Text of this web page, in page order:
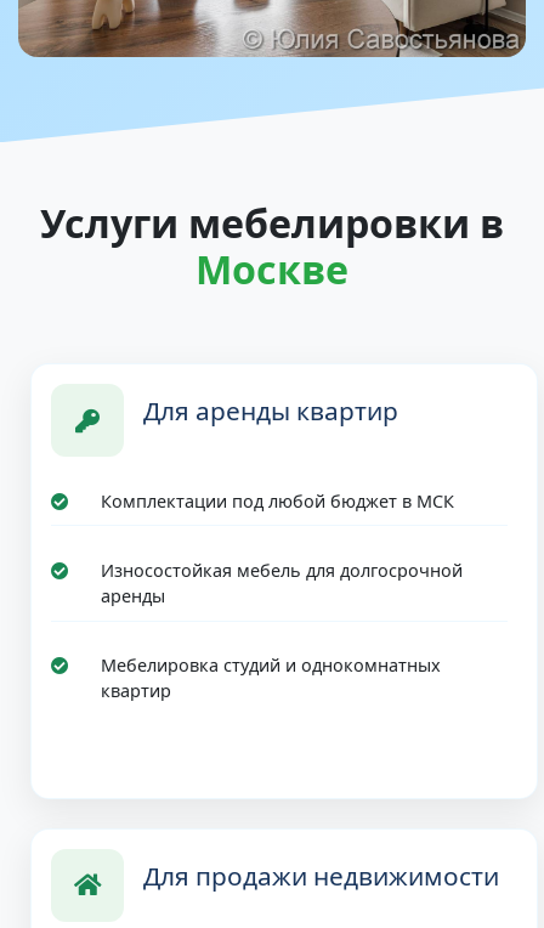
Услуги мебелировки в
Москве
Для аренды квартир
Комплектации под любой бюджет в МСК
Износостойкая мебель для долгосрочной
аренды
Мебелировка студий и однокомнатных
квартир
Для продажи недвижимости